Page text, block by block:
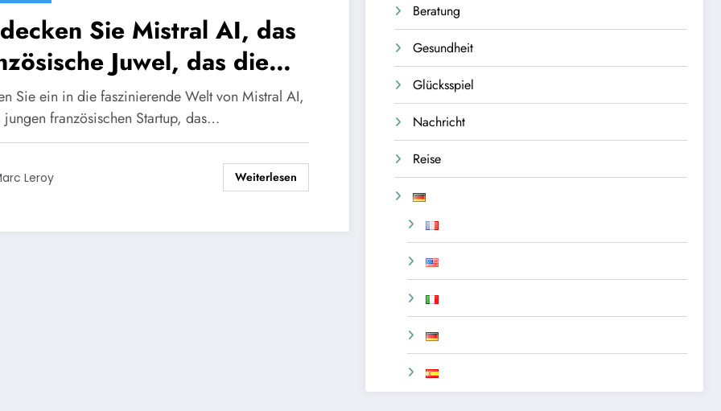
Sie Mistral AI, das
Juwel, das die
Source-KI revolutioniert.
Sie ein in die faszinierende Welt von Mistral AI,
jungen französischen Startup, das…
Leroy Weiterlesen
Beratung
Gesundheit
Glücksspiel
Nachricht
Reise